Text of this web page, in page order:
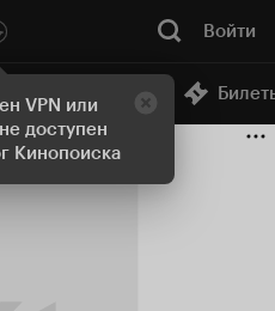
VPN или
доступен
Кинопоиска
Войти
Онлайн-кинотеатр